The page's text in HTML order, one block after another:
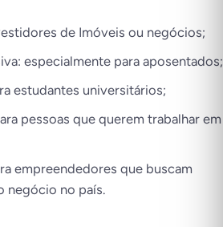
de Imóveis ou negócios;
especialmente para aposentados;
estudantes universitários;
pessoas que querem trabalhar em
empreendedores que buscam
negócio no país.